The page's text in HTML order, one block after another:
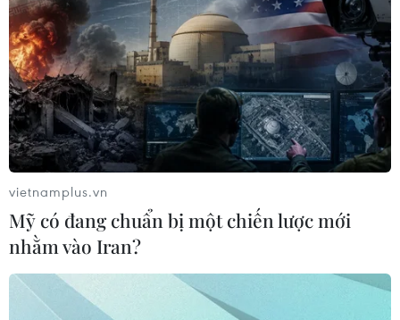
vietnamplus.vn
Mỹ có đang chuẩn bị một chiến lược mới
nhằm vào Iran?